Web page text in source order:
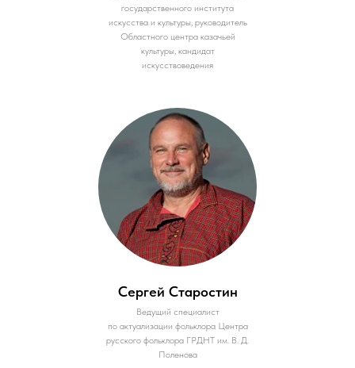
государственного института
искусства и культуры, руководитель
Областного центра казачьей
культуры, кандидат
искусствоведения
Сергей Старостин
Ведущий специалист
по актуализации фольклора Центра
русского фольклора ГРДНТ им. В. Д.
Поленова